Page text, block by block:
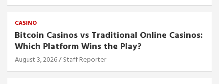
CASINO
Bitcoin Casinos vs Traditional Online Casinos:
Which Platform Wins the Play?
August 3, 2026 Staff Reporter